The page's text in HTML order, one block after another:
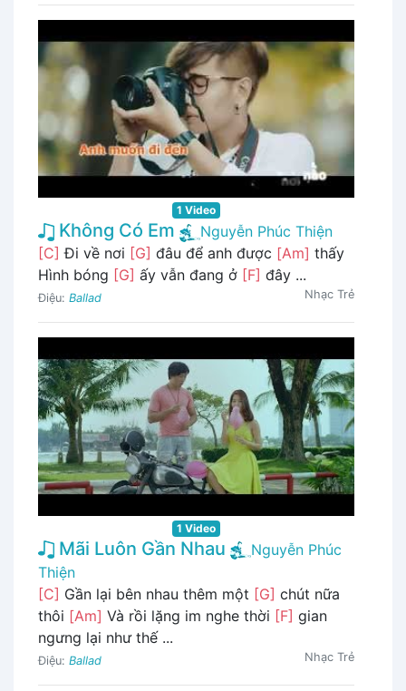
1 Video
Không Có Em
Nguyễn Phúc Thiện
[C] Đi về nơi [G] đâu để anh được [Am] thấy
Hình bóng [G] ấy vẫn đang ở [F] đây ...
Điệu: Ballad Nhạc Trẻ
1 Video
Mãi Luôn Gần Nhau
Nguyễn Phúc
Thiện
[C] Gần lại bên nhau thêm một [G] chút nữa
thôi [Am] Và rồi lặng im nghe thời [F] gian
ngưng lại như thế ...
Điệu: Ballad Nhạc Trẻ